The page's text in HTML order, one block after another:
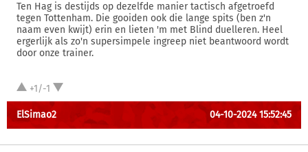
Ten Hag is destijds op dezelfde manier tactisch afgetroefd
tegen Tottenham. Die gooiden ook die lange spits (ben z'n
naam even kwijt) erin en lieten 'm met Blind duelleren. Heel
ergerlijk als zo'n supersimpele ingreep niet beantwoord wordt
door onze trainer.
+1/-1
ElSimao2 04-10-2024 15:52:45